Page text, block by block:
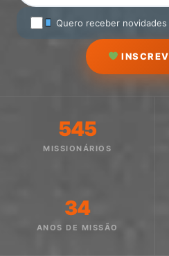
Quero receber
545
MISSIONÁRIOS
34
ANOS DE MISSÃO